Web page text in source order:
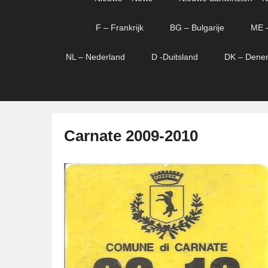
F – Frankrijk BG – Bulgarije ME
NL – Nederland D -Duitsland DK –
Carnate 2009-2010
e
p
a
t
s